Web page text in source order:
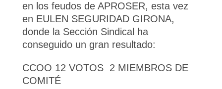
en los feudos de APROSER, esta vez
en EULEN SEGURIDAD GIRONA,
donde la Sección Sindical ha
conseguido un gran resultado:
CCOO 12 VOTOS 2 MIEMBROS DE
COMITÉ